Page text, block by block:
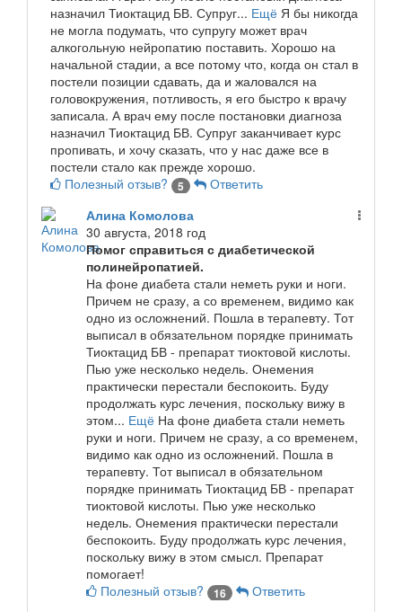
назначил Тиоктацид БВ. Супруг... Ещё Я бы никогда
не могла подумать, что супругу может врач
алкогольную нейропатию поставить. Хорошо на
начальной стадии, а все потому что, когда он стал в
постели позиции сдавать, да и жаловался на
головокружения, потливость, я его быстро к врачу
записала. А врач ему после постановки диагноза
назначил Тиоктацид БВ. Супруг заканчивает курс
пропивать, и хочу сказать, что у нас даже все в
постели стало как прежде хорошо.
Полезный отзыв?
5
Ответить
Алина Комолова
30 августа, 2018 год
Помог справиться с диабетической
полинейропатией.
На фоне диабета стали неметь руки и ноги.
Причем не сразу, а со временем, видимо как
одно из осложнений. Пошла в терапевту. Тот
выписал в обязательном порядке принимать
Тиоктацид БВ - препарат тиоктовой кислоты.
Пью уже несколько недель. Онемения
практически перестали беспокоить. Буду
продолжать курс лечения, поскольку вижу в
этом... Ещё На фоне диабета стали неметь
руки и ноги. Причем не сразу, а со временем,
видимо как одно из осложнений. Пошла в
терапевту. Тот выписал в обязательном
порядке принимать Тиоктацид БВ - препарат
тиоктовой кислоты. Пью уже несколько
недель. Онемения практически перестали
беспокоить. Буду продолжать курс лечения,
поскольку вижу в этом смысл. Препарат
помогает!
Полезный отзыв?
16
Ответить